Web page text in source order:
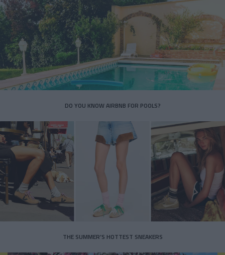
DO YOU KNOW AIRBNB FOR POOLS?
THE SUMMER’S HOTTEST SNEAKERS